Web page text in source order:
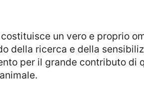
della ricerca e della
per il grande contributo